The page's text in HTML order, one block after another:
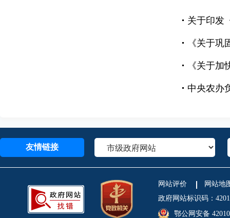
关于印发
《关于巩
《关于
中央农办负
友情链接
网站评价
网站地
政府网站标识码：
鄂公网安备